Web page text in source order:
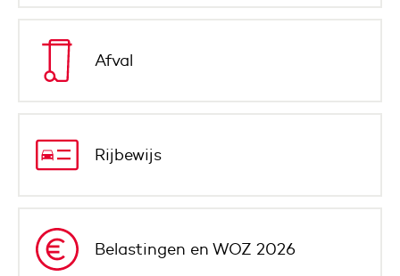
Afval
Rijbewijs
Belastingen en WOZ 2026